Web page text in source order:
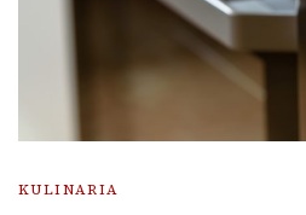
KULINARIA